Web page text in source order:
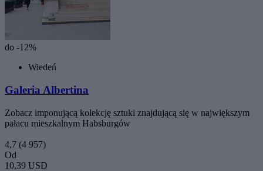
do -12%
Wiedeń
Galeria Albertina
Zobacz imponującą kolekcję sztuki znajdującą się w największym
pałacu mieszkalnym Habsburgów
4,7 (4 957)
Od
10,39 USD